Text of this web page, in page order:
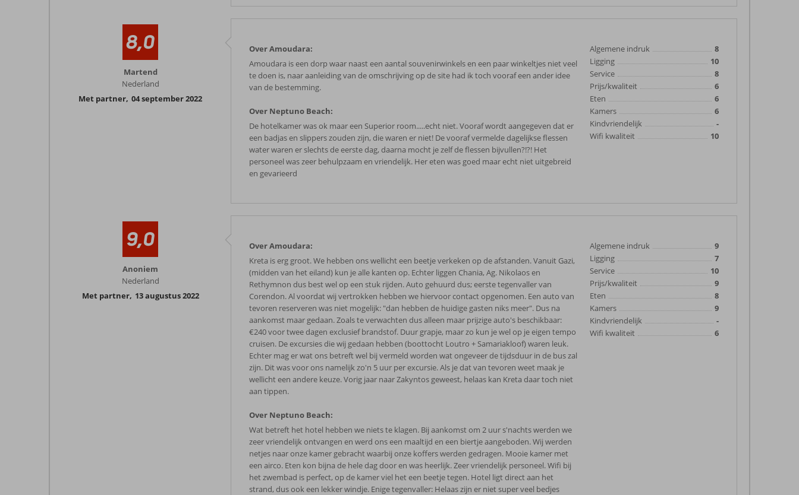
8,0
Martend
Nederland
Met partner, 04 september 2022
Over Amoudara:
Amoudara is een dorp waar naast een aantal souvenirwinkels en een paar winkeltjes niet veel
te doen is, naar aanleiding van de omschrijving op de site had ik toch vooraf een ander idee
van de bestemming.
Over Neptuno Beach:
De hotelkamer was ok maar een Superior room.....echt niet. Vooraf wordt aangegeven dat er
een badjas en slippers zouden zijn, die waren er niet! De vooraf vermelde dagelijkse flessen
water waren er slechts de eerste dag, daarna mocht je zelf de flessen bijvullen?!?! Het
personeel was zeer behulpzaam en vriendelijk. Her eten was goed maar echt niet uitgebreid
en gevarieerd
Algemene indruk
8
Ligging
10
Service
8
Prijs/kwaliteit
6
Eten
6
Kamers
6
Kindvriendelijk
-
Wifi kwaliteit
10
9,0
Anoniem
Nederland
Met partner, 13 augustus 2022
Over Amoudara:
Kreta is erg groot. We hebben ons wellicht een beetje verkeken op de afstanden. Vanuit Gazi,
(midden van het eiland) kun je alle kanten op. Echter liggen Chania, Ag. Nikolaos en
Rethymnon dus best wel op een stuk rijden. Auto gehuurd dus; eerste tegenvaller van
Corendon. Al voordat wij vertrokken hebben we hiervoor contact opgenomen. Een auto van
tevoren reserveren was niet mogelijk: "dan hebben de huidige gasten niks meer". Dus na
aankomst maar gedaan. Zoals te verwachten dus alleen maar prijzige auto's beschikbaar:
€240 voor twee dagen exclusief brandstof. Duur grapje, maar zo kun je wel op je eigen tempo
cruisen. De excursies die wij gedaan hebben (boottocht Loutro + Samariakloof) waren leuk.
Echter mag er wat ons betreft wel bij vermeld worden wat ongeveer de tijdsduur in de bus zal
zijn. Dit was voor ons namelijk zo'n 5 uur per excursie. Als je dat van tevoren weet maak je
wellicht een andere keuze. Vorig jaar naar Zakyntos geweest, helaas kan Kreta daar toch niet
aan tippen.
Over Neptuno Beach:
Wat betreft het hotel hebben we niets te klagen. Bij aankomst om 2 uur s'nachts werden we
zeer vriendelijk ontvangen en werd ons een maaltijd en een biertje aangeboden. Wij werden
netjes naar onze kamer gebracht waarbij onze koffers werden gedragen. Mooie kamer met
een airco. Eten kon bijna de hele dag door en was heerlijk. Zeer vriendelijk personeel. Wifi bij
het zwembad is perfect, op de kamer viel het een beetje tegen. Hotel ligt direct aan het
strand, dus ook een lekker windje. Enige tegenvaller: Helaas zijn er niet super veel bedjes
Algemene indruk
9
Ligging
7
Service
10
Prijs/kwaliteit
9
Eten
8
Kamers
9
Kindvriendelijk
-
Wifi kwaliteit
6